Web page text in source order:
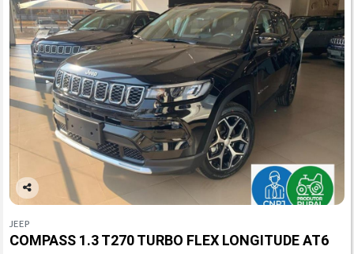
Co
arti
lhe
JEEP
COMPASS 1.3 T270 TURBO FLEX LONGITUDE AT6